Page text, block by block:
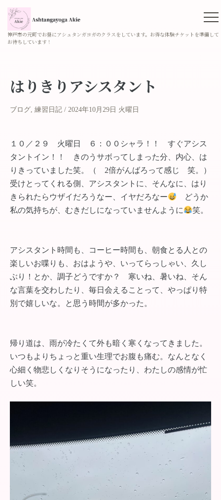
神戸市の元町でお昼にアシュタンガヨガのクラスをしています。お得な体験チケットを準備して
お待ちしています！
はりきりアシスタント
ブログ, 練習日記 2024年10月29日 火曜日
１０／２９ 火曜日 ６：００シャラ！！ すぐアシス
タントイン！！ きのうサボってしまった分、内心、は
りきっていました笑。（ 2倍がんばろって感じ 笑。）
受けとってくれる側、アシスタントに、そんなに、はり
きられたらウザイだろうなー、イヤだろなー
どうか
私の気持ちが、むきだしになっていませんように
笑。
アシスタント時間も、コーヒー時間も、朝食とる人との
楽しいお喋りも、おはようや、いってらっしゃい、久し
ぶり！とか、調子どうですか？ 寒いね、暑いね、そん
な言葉を交わしたり、毎日会えることって、やっぱり特
別で嬉しいな。と思う時間が多かった。
帰り道は、雨が冷たくて外も暗く寒くなってきました。
いつもよりちょっと重い生理でお腹も痛む。なんとなく
心細く物悲しくなりそうになったり、わたしの感情が忙
しい笑。